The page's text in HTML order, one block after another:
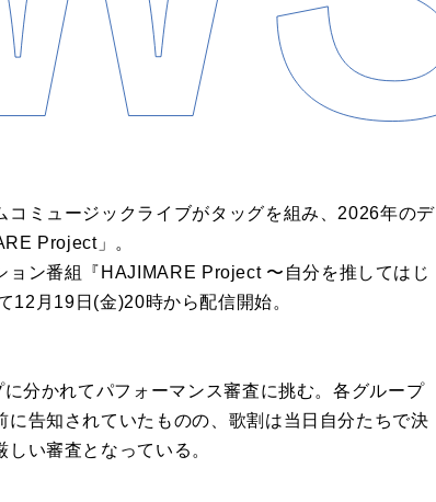
ミュージックライブがタッグを組み、2026年のデ
Project」。
ン番組『HAJIMARE Project 〜自分を推してはじ
12月19日(金)20時から配信開始。
分かれてパフォーマンス審査に挑む。各グループ
告知されていたものの、歌割は当日自分たちで決
しい審査となっている。